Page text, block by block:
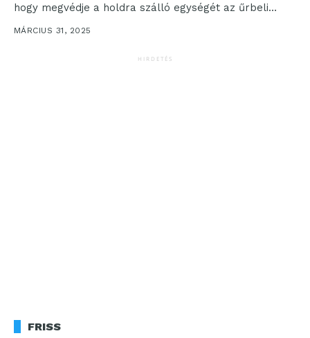
hogy megvédje a holdra szálló egységét az űrbeli
szélsőséges hőmérsékletektől. A Columbia
Sportswear...
MÁRCIUS 31, 2025
HIRDETÉS
FRISS